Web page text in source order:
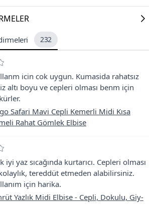
232
icin cok uygun. Kumasida rahatsız
altı boyu ve cepleri olması benm için
Safari Mavi Cepli Kemerli Midi Kısa
Rahat Gömlek Elbise
iyi yaz sıcağında kurtarıcı. Cepleri olması
tereddüt etmeden alabilirsiniz.
için harika.
Yazlık Midi Elbise - Cepli, Dokulu, Giy-